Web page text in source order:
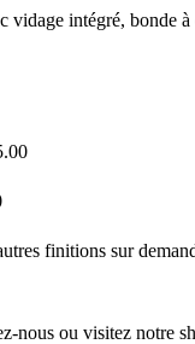
vidage intégré, bonde
finitions sur
nous ou visitez notre